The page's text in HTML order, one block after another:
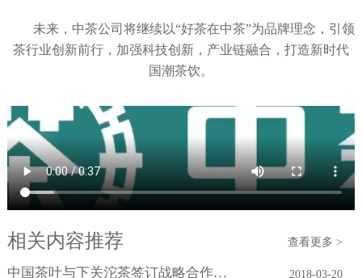
未来，中茶公司将继续以“好茶在中茶”为品牌理念，引领
茶行业创新前行，加强科技创新，产业链融合，打造新时代
国潮茶饮。
相关内容推荐 查看更多 >
中国茶叶与下关沱茶签订战略合作协议 2018-03-20